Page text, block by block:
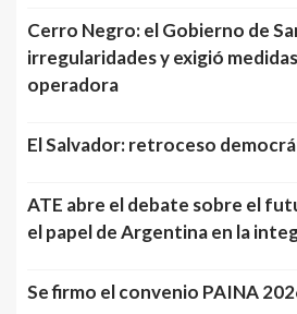
Cerro Negro: el Gobierno de
irregularidades y exigió
operadora
El Salvador: retroceso
ATE abre el debate sobre el
el papel de Argentina en la
Se firmo el convenio PAINA